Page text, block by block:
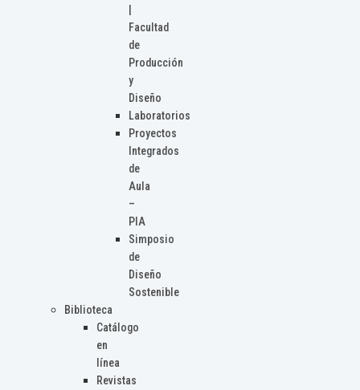
Facultad
de
Producción
y
Diseño
Laboratorios
Proyectos
Integrados
de
Aula
–
PIA
Simposio
de
Diseño
Sostenible
Biblioteca
Catálogo
en
línea
Revistas